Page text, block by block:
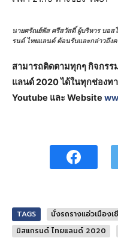
นายศรัณย์พัส ศรีสวัสดิ์ ผู้บริหาร บอส
รนด์ ไทยแลนด์ ต้อนรับและกล่าวถึง
สามารถติดตามทุกๆ กิจกรร
แลนด์ 2020 ได้ในทุกช่องท
Youtube และ Website
TAGS นั่งรถรางแอ่วเมืองเ
มิสแกรนด์ ไทยแลนด์ 2020